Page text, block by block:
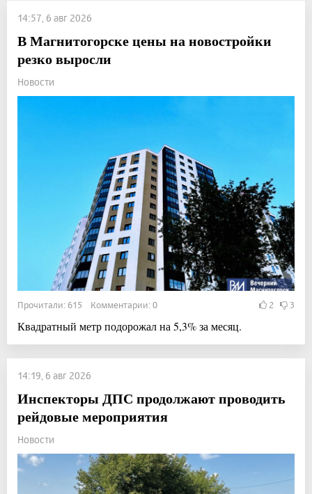
14:57, 6 авг 2026
В Магнитогорске цены на новостройки
резко выросли
Новости
Прочитали: 615 Комментарии: 0 2 3
Квадратный метр подорожал на 5,3% за месяц.
14:19, 6 авг 2026
Инспекторы ДПС продолжают проводить
рейдовые мероприятия
Новости